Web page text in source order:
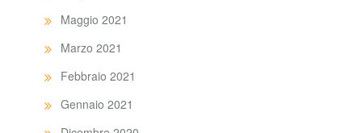
Maggio 2021
Marzo 2021
Febbraio 2021
Gennaio 2021